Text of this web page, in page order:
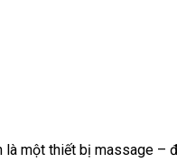
là một thiết bị massage –